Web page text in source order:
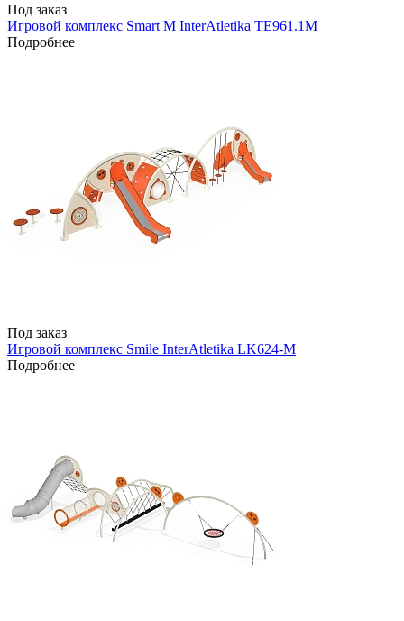
Под заказ
Игровой комплекс Smart M InterAtletika TE961.1M
Подробнее
Под заказ
Игровой комплекс Smile InterAtletika LK624-M
Подробнее